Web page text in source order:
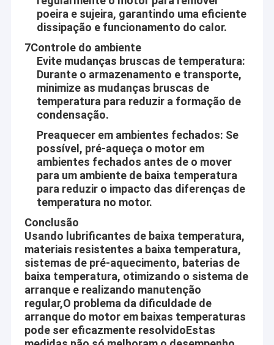
motor da engrenagem da C.C. de 25mm
Motores de engrenagem de corrente contínua de 37 mm
Motor da engrenagem planetária
Motor sem escova da engrenagem da C.C.
Motores da engrenagem de sem-fim da C.C.
Motor elétrico da engrenagem da C.C.
Motores escovados da C.C.
Controlador do motor da C.C.
Motores deslizantes da C.C.
Micro bomba de água da C.C.
Motor da vibração da C.C.
poeira e sujeira, garantindo uma eficiente
dissipação e funcionamento do calor.
7Controle do ambiente
Evite mudanças bruscas de temperatura:
Durante o armazenamento e transporte,
minimize as mudanças bruscas de
temperatura para reduzir a formação de
condensação.
Preaquecer em ambientes fechados: Se
possível, pré-aqueça o motor em
ambientes fechados antes de o mover
para um ambiente de baixa temperatura
para reduzir o impacto das diferenças de
temperatura no motor.
Conclusão
Usando lubrificantes de baixa temperatura,
materiais resistentes a baixa temperatura,
sistemas de pré-aquecimento, baterias de
baixa temperatura, otimizando o sistema de
arranque e realizando manutenção
regular,O problema da dificuldade de
arranque do motor em baixas temperaturas
pode ser eficazmente resolvidoEstas
e hotéis, equipamentos e ferramentas, Automotives, etc.
Aslong é contratado em fazer a vida do pessoa mais
conveniente, confortável e segura! Construa cada motor com
coração!
Valores do núcleo
Mútuo-benefício:
Forneça o melhor e os melhores motores e o serviço a nosso
cliente, ganham o bem sucedido junto com nossos clientes.
Aslong está fazendo nosso melhor para aprender de nossos
clientes e fornecedores
Profissional:
Do projeto, obtenção, fabricação, inspeção, empacotando e até
a entrega, em cada processo de produção nós seguimos os
procedimentos operacionais padrão restritamente.
Nós seguramos cada ordem com sinceridade e
responsabilidade, nós contínuos fazemos o melhor para fazer
nossa qualidade e o serviço excede a expectativa do cliente.
Inovativo:
Aslong nunca para sua etapa para a frente com as exigências